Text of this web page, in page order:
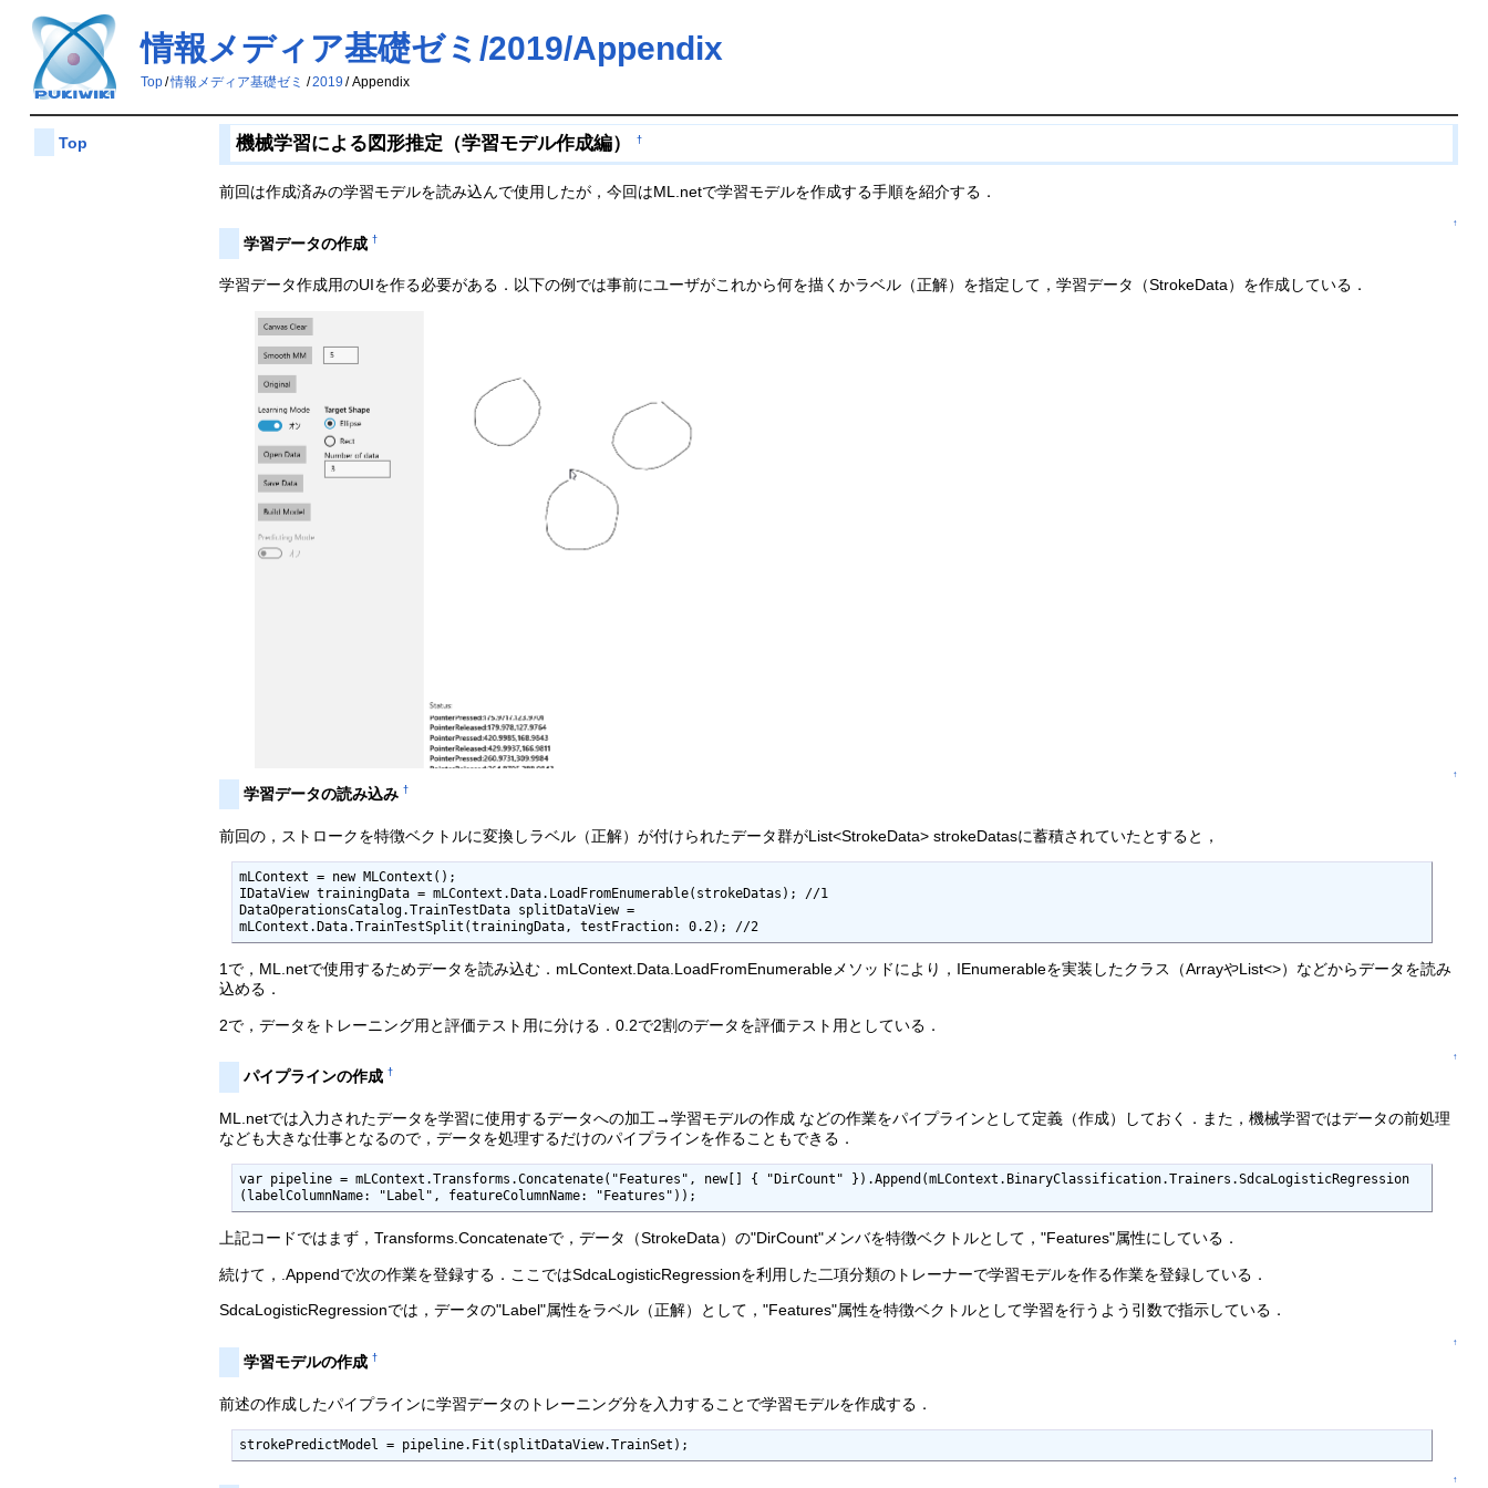
情報メディア基礎ゼミ/2019/Appendix
Top/情報メディア基礎ゼミ /2019 / Appendix
機械学習による図形推定（学習モデル作成編） †
前回は作成済みの学習モデルを読み込んで使用したが，今回はML.netで学習モデルを作成する手順を紹介する．
↑
学習データの作成 †
学習データ作成用のUIを作る必要がある．以下の例では事前にユーザがこれから何を描くかラベル（正解）を指定して，学習データ（StrokeData）を作成している．
↑
学習データの読み込み †
前回の，ストロークを特徴ベクトルに変換しラベル（正解）が付けられたデータ群がList<StrokeData> strokeDatasに蓄積されていたとすると，
mLContext = new MLContext();
IDataView trainingData = mLContext.Data.LoadFromEnumerable(strokeDatas); //1
DataOperationsCatalog.TrainTestData splitDataView =
mLContext.Data.TrainTestSplit(trainingData, testFraction: 0.2); //2
1で，ML.netで使用するためデータを読み込む．mLContext.Data.LoadFromEnumerableメソッドにより，IEnumerableを実装したクラス（ArrayやList<>）などからデータを読み
込める．
2で，データをトレーニング用と評価テスト用に分ける．0.2で2割のデータを評価テスト用としている．
↑
パイプラインの作成 †
ML.netでは入力されたデータを学習に使用するデータへの加工→学習モデルの作成 などの作業をパイプラインとして定義（作成）しておく．また，機械学習ではデータの前処理
なども大きな仕事となるので，データを処理するだけのパイプラインを作ることもできる．
var pipeline = mLContext.Transforms.Concatenate("Features", new[] { "DirCount" }).Append(mLContext.BinaryClassification.Trainers.SdcaLogisticRegression
(labelColumnName: "Label", featureColumnName: "Features"));
上記コードではまず，Transforms.Concatenateで，データ（StrokeData）の"DirCount"メンバを特徴ベクトルとして，"Features"属性にしている．
続けて，.Appendで次の作業を登録する．ここではSdcaLogisticRegressionを利用した二項分類のトレーナーで学習モデルを作る作業を登録している．
SdcaLogisticRegressionでは，データの"Label"属性をラベル（正解）として，"Features"属性を特徴ベクトルとして学習を行うよう引数で指示している．
↑
学習モデルの作成 †
前述の作成したパイプラインに学習データのトレーニング分を入力することで学習モデルを作成する．
strokePredictModel = pipeline.Fit(splitDataView.TrainSet);
↑
Top